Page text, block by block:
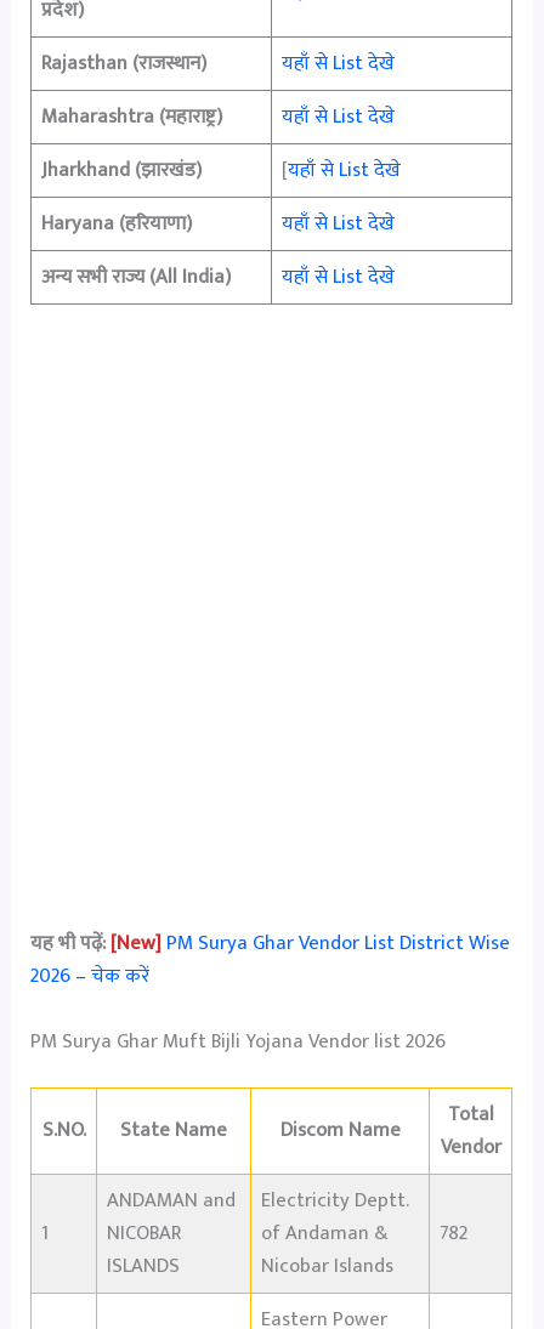
प्रदेश)
Rajasthan (राजस्थान)
यहाँ से List देखे
Maharashtra (महाराष्ट्र)
यहाँ से List देखे
Jharkhand (झारखंड)
[यहाँ से List देखे
Haryana (हरियाणा)
यहाँ से List देखे
अन्य सभी राज्य (All India)
यहाँ से List देखे
यह भी पढ़ें:[New]PM Surya Ghar Vendor List District Wise
2026 – चेक करें
PM Surya Ghar Muft Bijli Yojana Vendor list 2026
S.NO. State Name Discom Name
Total
Vendor
1
ANDAMAN and
NICOBAR
ISLANDS
Electricity Deptt.
of Andaman &
Nicobar Islands
782
Eastern Power